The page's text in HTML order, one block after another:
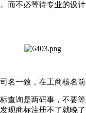
而不必等待专业的设
名一致，在工商核名前
查询是两码事，不要
现商标注册不了就晚了